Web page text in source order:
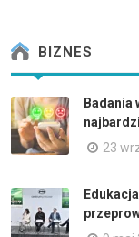
BIZNES
Badania
23